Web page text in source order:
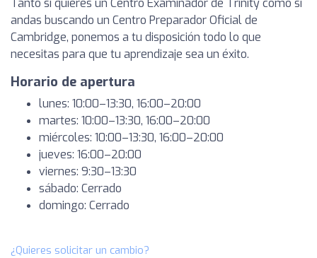
Tanto si quieres un Centro Examinador de Trinity como si
andas buscando un Centro Preparador Oficial de
Cambridge, ponemos a tu disposición todo lo que
necesitas para que tu aprendizaje sea un éxito.
Horario de apertura
lunes: 10:00–13:30, 16:00–20:00
martes: 10:00–13:30, 16:00–20:00
miércoles: 10:00–13:30, 16:00–20:00
jueves: 16:00–20:00
viernes: 9:30–13:30
sábado: Cerrado
domingo: Cerrado
¿Quieres solicitar un cambio?